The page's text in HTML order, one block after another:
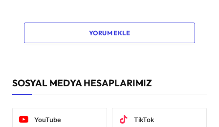
YORUM EKLE
SOSYAL MEDYA HESAPLARIMIZ
YouTube TikTok